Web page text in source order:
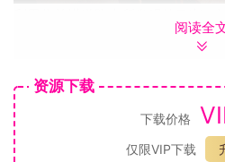
和其它方法和工具，探索这座历经
力，它让你能在多个层次的反复探
改变历史进程
你是这场架空历史的主要角色之一
扼杀巴黎。在这一路上会遇到盟友
阅读全
资源下载
下载价格
仅限VIP下载